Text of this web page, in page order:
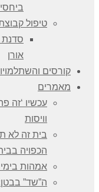
טיפול
סדנת
אורן
קורסים
מאמרים
עכשיו ‘זה
וויסות
בית זה לא
הכפויה
אמהות בימי
ה”שד” בבטן: